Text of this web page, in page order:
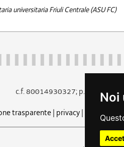
Noi
universitaria Friuli Centrale (ASU FC)
c.f. 80014930327; p.iva
trasparente| privacy| cookie